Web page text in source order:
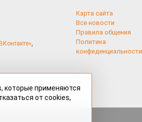
,
Карта сайта
Все новости
Правила общения
Политика
конфиденциальности
которые применяются
от cookies,